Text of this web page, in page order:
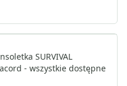
w użyciu pokrywkę do kubka
zaparzania, przez co
zaparzacz do kawy typu
SURVIVAL
- wszystkie dostępne